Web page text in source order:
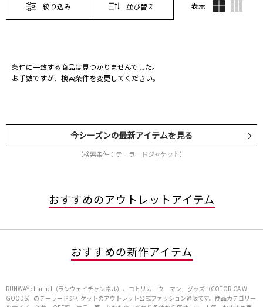
絞り込み 並び替え 表示
条件に一致する商品は見つかりませんでした。
お手数ですが、検索条件を変更してください。
今シーズンの最新アイテムを見る
（検索条件：テーラードジャケット）
おすすめのアウトレットアイテム
おすすめの新作アイテム
RUNWAY channel（ランウェイチャンネル）、コトリカ ウーマン グッズ（COTORICA W-
GOODS）のテーラードジャケットのアウトレット公式ファッション通販です。商品カテゴリー